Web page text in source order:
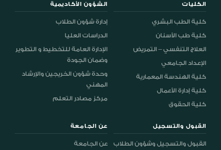
الكليات
كلية الطب البشري
كلية طب الأسنان
العلاج التنفسي – التمريض
الإعداد الجامعي
كلية الهندسة المعمارية
كلية إدارة الأعمال
كلية الحقوق
الشؤون الأكاديمية
إدارة شؤون الطلاب
الدراسات العليا
الإدارة العامة للتخطيط و التطوير
وضمان الجودة
وحدة شؤون الخريجين والإرشاد
المهني
مركز مصادر التعلم
القبول والتسجيل
القبول والتسجيل وشؤون الطلاب
عن الجامعة
عن الجامعة